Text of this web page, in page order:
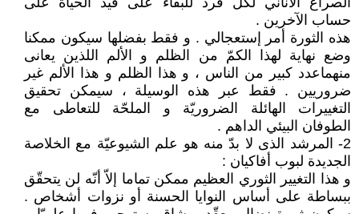
حساب الآخرين .
هذه الثورة أمر إستعجالي . و فقط بفضلها سيكون ممكنا
وضع نهاية لهذا الكمّ من الظلم و الألم اللذين يعانى
منهماعدد كبير من الناس ، و هذا الظلم و هذا الألم غير
ضروريين . فقط عبر هذه الوسيلة ، سيمكن تحقيق
التغييرات الهائلة الضروريّة و الملحّة للتعاطى مع
الطوفان البيئي الداهم .
2- المرشد الذى لا بدّ منه هو علم الشيوعيّة مع الخلاصة
الجديدة لبوب أفاكيان :
و هذا التغيير الثوري العظيم ممكن تماما إلاّ أنّه لن يتحقّق
ببساطة على أساس النوايا الحسنة أو نزوات أشخاص .